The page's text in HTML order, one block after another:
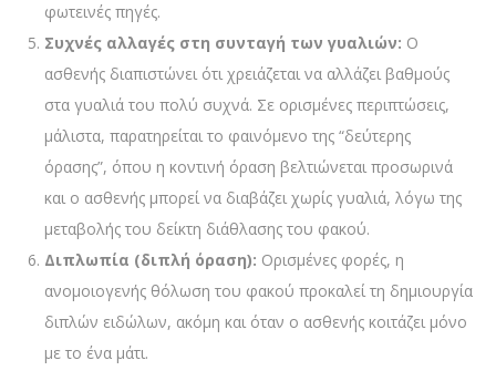
φωτεινές πηγές.
Συχνές αλλαγές στη συνταγή των γυαλιών: Ο
ασθενής διαπιστώνει ότι χρειάζεται να αλλάζει βαθμούς
στα γυαλιά του πολύ συχνά. Σε ορισμένες περιπτώσεις,
μάλιστα, παρατηρείται το φαινόμενο της “δεύτερης
όρασης”, όπου η κοντινή όραση βελτιώνεται προσωρινά
και ο ασθενής μπορεί να διαβάζει χωρίς γυαλιά, λόγω της
μεταβολής του δείκτη διάθλασης του φακού.
Διπλωπία (διπλή όραση): Ορισμένες φορές, η
ανομοιογενής θόλωση του φακού προκαλεί τη δημιουργία
διπλών ειδώλων, ακόμη και όταν ο ασθενής κοιτάζει μόνο
με το ένα μάτι.